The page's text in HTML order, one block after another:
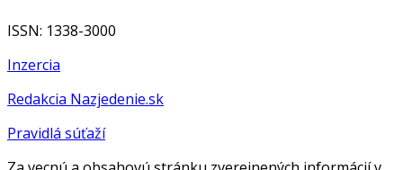
ISSN: 1338-3000
Inzercia
Redakcia Nazjedenie.sk
Pravidlá súťaží